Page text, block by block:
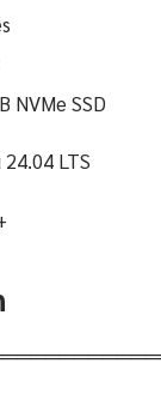
NVMe SSD
LTS